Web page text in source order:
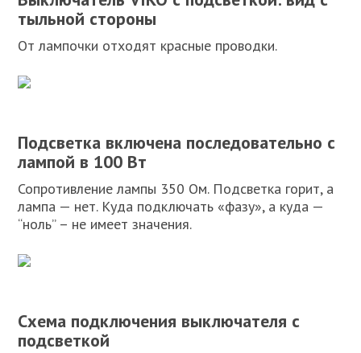
тыльной стороны
От лампочки отходят красные проводки.
Подсветка включена последовательно с
лампой в 100 Вт
Сопротивление лампы 350 Ом. Подсветка горит, а
лампа — нет. Куда подключать «фазу», а куда —
“ноль” – не имеет значения.
Схема подключения выключателя с
подсветкой